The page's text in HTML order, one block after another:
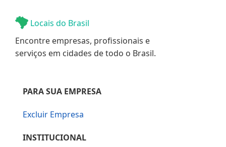
Locais do Brasil
Encontre empresas, profissionais e
serviços em cidades de todo o Brasil.
PARA SUA EMPRESA
Excluir Empresa
INSTITUCIONAL